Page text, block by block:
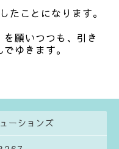
たことになります。
願いつつも、引き
ゆきます。
ーションズ